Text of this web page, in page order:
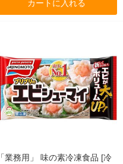
カートに入れる
「業務用」 味の素冷凍食品 [冷